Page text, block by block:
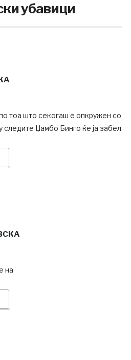
убавици
тоа што секогаш е опкружен со
следите Џамбо Бинго ќе ја забел
на